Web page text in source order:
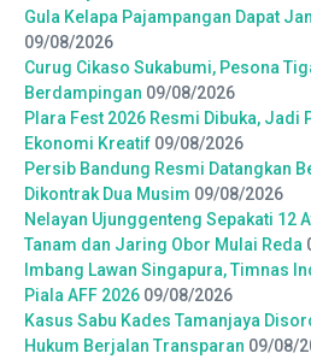
Gula Kelapa Pajampangan Dapat
09/08/2026
Curug Cikaso Sukabumi, Pesona
Berdampingan 09/08/2026
Plara Fest 2026 Resmi Dibuka, Jadi
Ekonomi Kreatif 09/08/2026
Persib Bandung Resmi Datangkan
Dikontrak Dua Musim 09/08/2026
Nelayan Ujunggenteng Sepakati 12
Tanam dan Jaring Obor Mulai Reda
Imbang Lawan Singapura, Timnas
Piala AFF 2026 09/08/2026
Kasus Sabu Kades Tamanjaya
Hukum Berjalan Transparan 09/08/